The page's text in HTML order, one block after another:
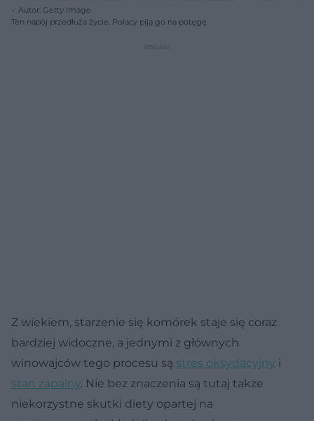
Autor: Getty Image
Ten napój przedłuża życie. Polacy piją go na potęgę
Z wiekiem, starzenie się komórek staje się coraz
bardziej widoczne, a jednymi z głównych
winowajców tego procesu są stres oksydacyjny i
stan zapalny. Nie bez znaczenia są tutaj także
niekorzystne skutki diety opartej na